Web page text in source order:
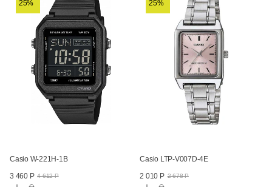
25%
Casio W-221H-1B
3 460 Р 4 612 Р
25%
Casio LTP-V007D-4E
2 010 Р 2 678 Р